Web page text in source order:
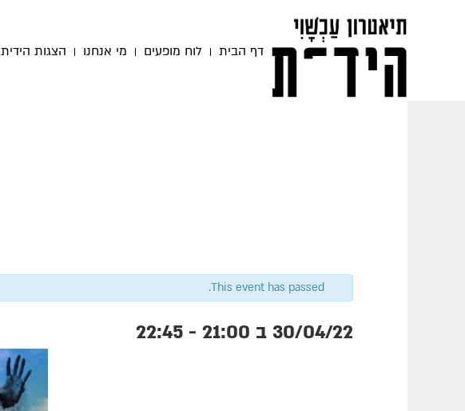
דף הבית לוח מופעים מי אנחנו הצגות הידית
This event has passed.
30/04/22 ב 21:00 -
22:45